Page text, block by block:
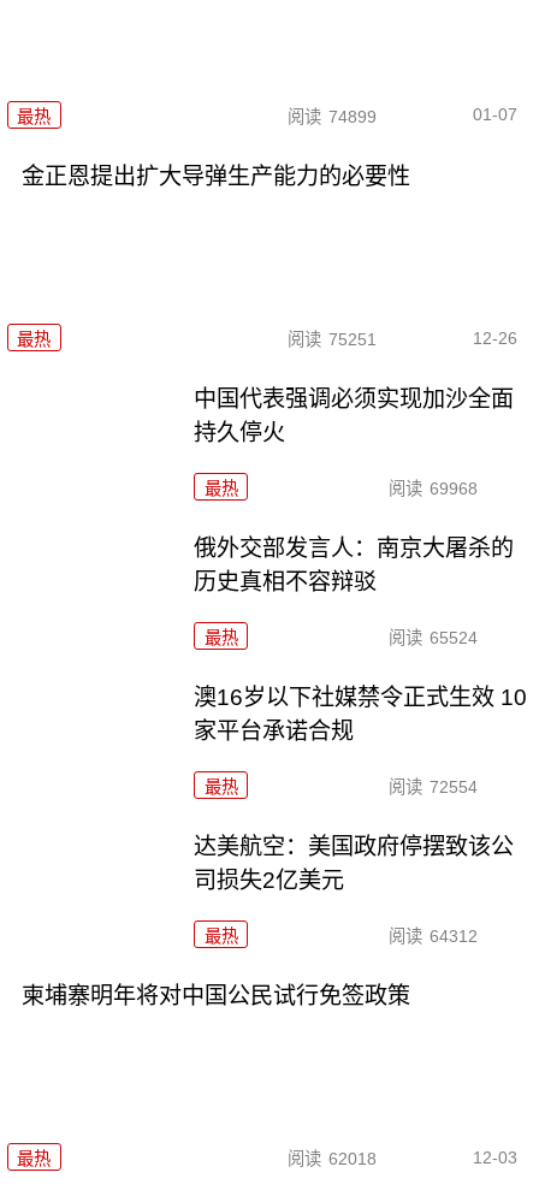
最热 阅读 74899 01-07
金正恩提出扩大导弹生产能力的必要性
最热 阅读 75251 12-26
中国代表强调必须实现加沙全面
持久停火
最热 阅读 69968
俄外交部发言人：南京大屠杀的
历史真相不容辩驳
最热 阅读 65524
澳16岁以下社媒禁令正式生效 10
家平台承诺合规
最热 阅读 72554
达美航空：美国政府停摆致该公
司损失2亿美元
最热 阅读 64312
柬埔寨明年将对中国公民试行免签政策
最热 阅读 62018 12-03